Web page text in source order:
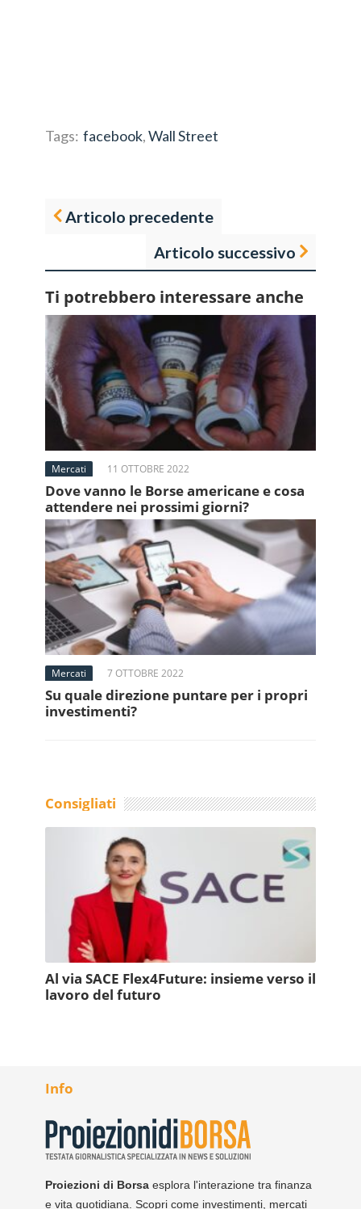
Tags: facebook,Wall Street
Articolo precedente
Articolo successivo
Ti potrebbero interessare anche
Mercati 11 OTTOBRE 2022
Dove vanno le Borse americane e cosa
attendere nei prossimi giorni?
Mercati 7 OTTOBRE 2022
Su quale direzione puntare per i propri
investimenti?
Consigliati
Al via SACE Flex4Future: insieme verso il
lavoro del futuro
Info
Proiezioni di Borsa esplora l'interazione tra finanza
e vita quotidiana. Scopri come investimenti, mercati